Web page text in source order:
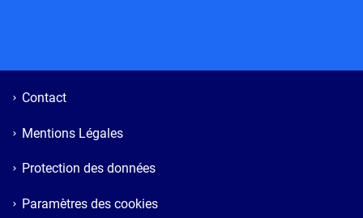
Contact
Mentions Légales
Protection des données
Paramètres des cookies